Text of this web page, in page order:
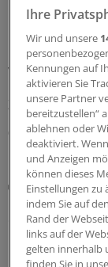
Neuer
Erfolgsmodell
In nur zwölf
vergeben: Der
Zuständig sind
07.08.2026
Abrechnung
KV
ePA-
Honorar für
Nicht so bei
Ihre
Wir und unsere
Kennungen auf
aktivieren Sie
unsere Partner
bereitzustellen“
ablehnen oder
deaktiviert.
und Anzeigen
können dieses
Einstellungen zu
indem Sie auf
Rand der
links auf der
gelten innerhalb
finden Sie in